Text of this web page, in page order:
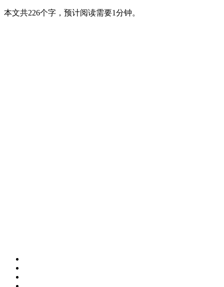
本文共226个字，预计阅读需要1分钟。